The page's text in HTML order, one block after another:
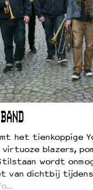
het tienkoppige
blazers,
wordt
van dichtbij